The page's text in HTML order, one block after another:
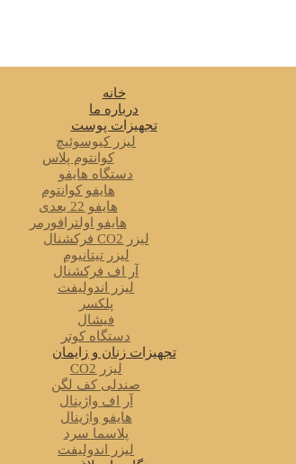
خانه
درباره ما
تجهیزات پوست
لیزر کیوسوئیچ
کوانتوم پلاس
دستگاه هایفو
هایفو کوانتوم
هایفو 22 بعدی
هایفو اولترافورمر
لیزر CO2 فرکشنال
لیزر تیتانیوم
آر اف فرکشنال
لیزر اندولیفت
پلکسر
فیشال
دستگاه کوتر
تجهیزات زنان و زایمان
لیزر CO2
صندلی کف لگن
آر اف واژینال
هایفو واژینال
پلاسما سرد
لیزر اندولیفت